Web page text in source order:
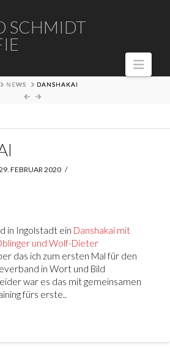
SCHMIDT
NEWS DANSHAKAI
FEBRUAR 2020
in Ingolstadt ein Danshakai mit
und Wolf-Dieter
das ich zum ersten Mal für den
in Wort und Bild
war es das mit gemeinsamen
fürs erste..